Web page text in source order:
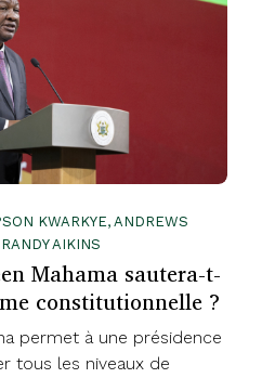
KWARKYE, ANDREWS
AIKINS
Mahama sautera-t-
constitutionnelle ?
permet à une présidence
tous les niveaux de